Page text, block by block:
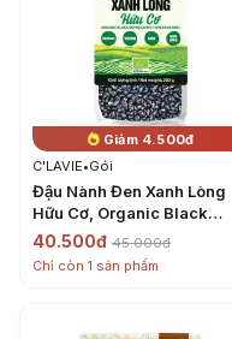
Giảm 4.500đ
C'LAVIE•Gói
Đậu Nành Đen Xanh Lòng
Hữu Cơ, Organic Black
Soybean with Green Kernel
(200g) - C'LAVIE
40.500đ 45.000đ
Chỉ còn 1 sản phẩm